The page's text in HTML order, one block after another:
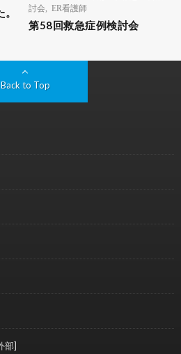
討会
ER看護師
第58回救急症例検討会
Back to Top
部]